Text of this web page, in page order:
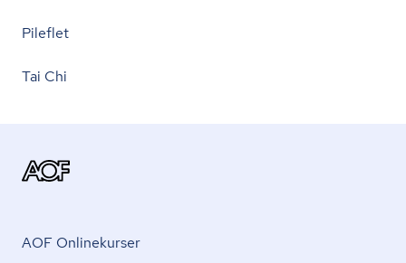
Pileflet
Tai Chi
AOF Onlinekurser